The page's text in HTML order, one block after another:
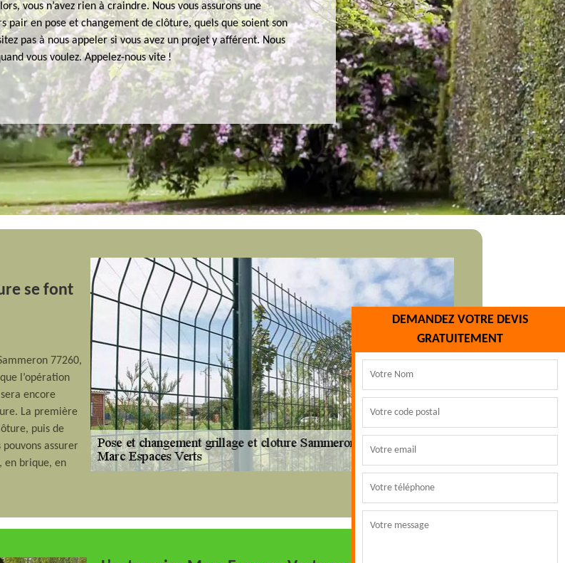
DEMANDEZ VOTRE DEVIS
GRATUITEMENT
vous n’avez rien à craindre. Nous vous assurons une
pair en pose et changement de clôture, quels que soient son
pas à nous appeler si vous avez un projet y afférent. Nous
vous voulez. Appelez-nous vite !
se font
77260,
l’opération
encore
La première
puis de
assurer
en brique, en